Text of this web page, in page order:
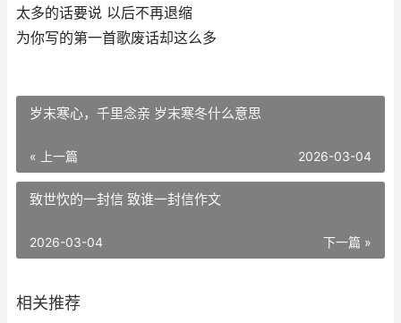
太多的话要说 以后不再退缩
为你写的第一首歌废话却这么多
岁末寒心，千里念亲 岁末寒冬什么意思
« 上一篇 2026-03-04
致世忺的一封信 致谁一封信作文
下一篇 »
2026-03-04
相关推荐